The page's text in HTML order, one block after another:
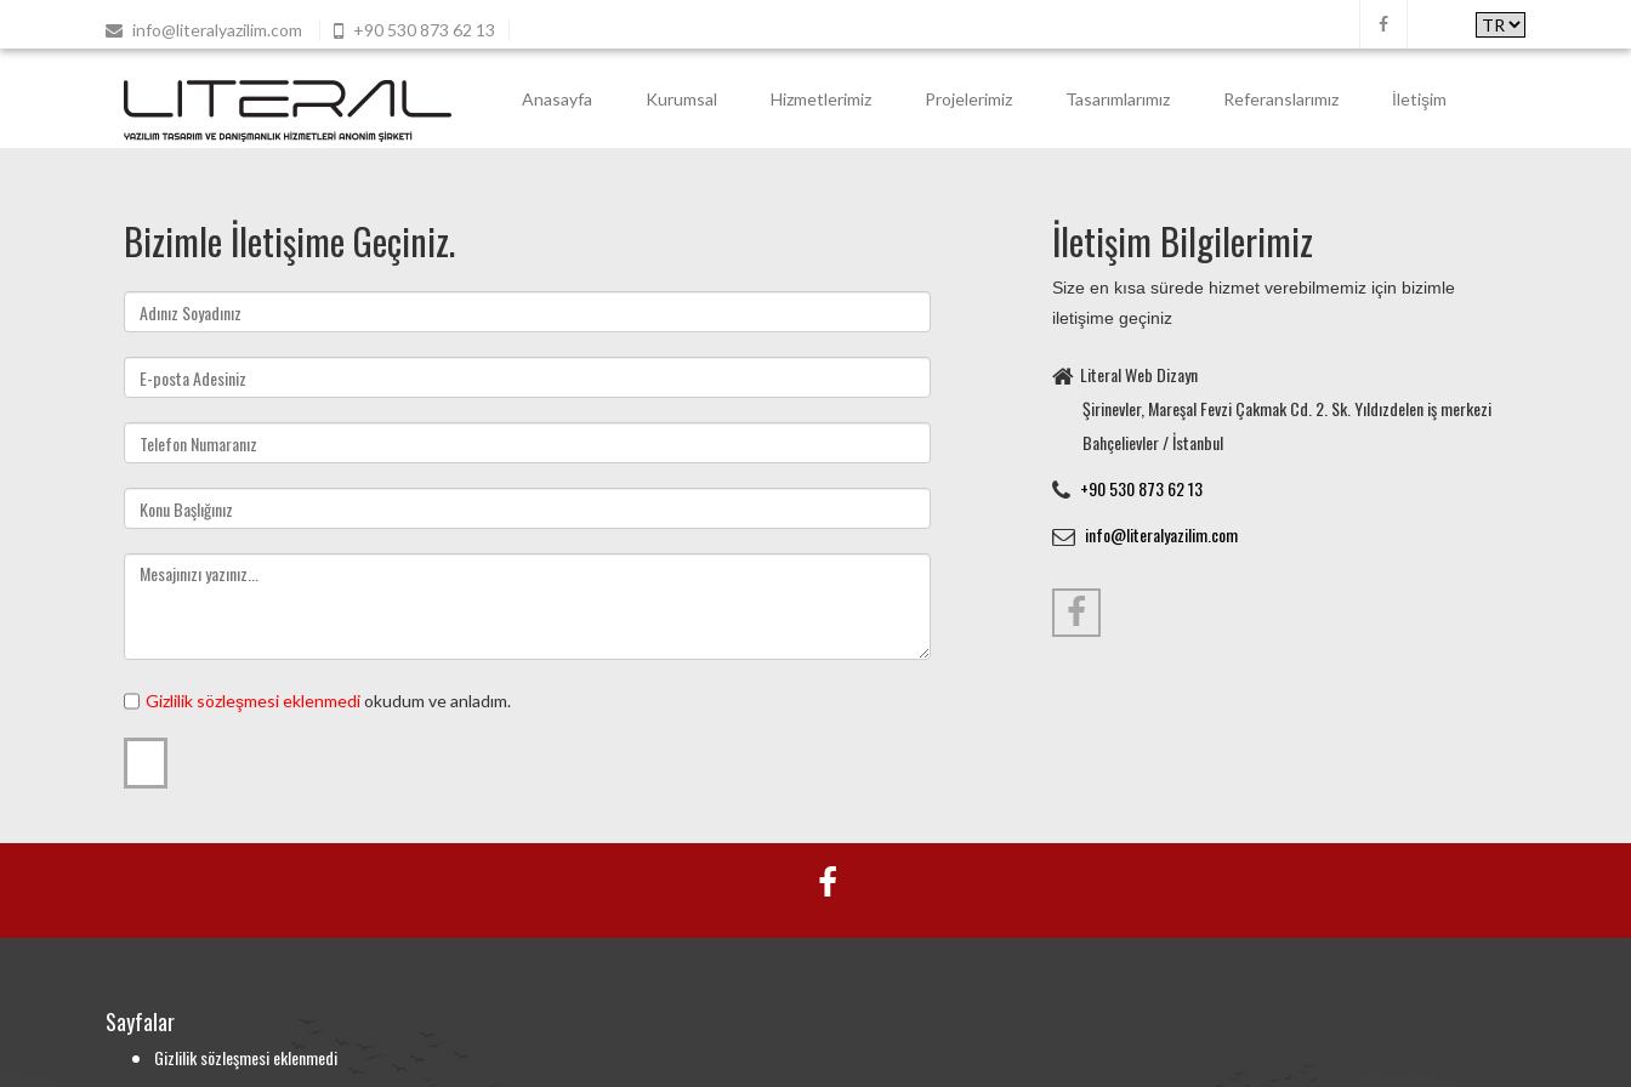
info@literalyazilim.com +90 530 873 62 13
Anasayfa Kurumsal Hizmetlerimiz Projelerimiz Tasarımlarımız Referanslarımız İletişim
Bizimle İletişime Geçiniz.
Gizlilik sözleşmesi eklenmediokudum ve anladım.
İletişim Bilgilerimiz
Size en kısa sürede hizmet verebilmemiz için bizimle
iletişime geçiniz
Literal Web Dizayn
Şirinevler, Mareşal Fevzi Çakmak Cd. 2. Sk. Yıldızdelen iş merkezi
Bahçelievler / İstanbul
+90 530 873 62 13
info@literalyazilim.com
Sayfalar
Gizlilik sözleşmesi eklenmedi